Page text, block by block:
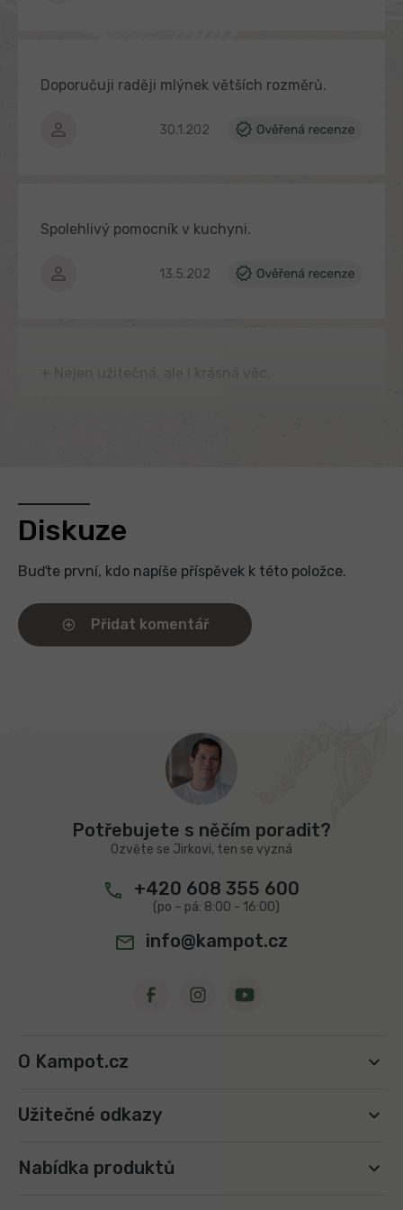
Hodnocení produktu je 5 z 5 hvězdiček.
30.1.2026
Doporučuji raději mlýnek větších rozměrů.
Hodnocení produktu je 5 z 5 hvězdiček.
13.5.2025
Spolehlivý pomocník v kuchyni.
Diskuze
Buďte první, kdo napíše příspěvek k této položce.
Přidat komentář
Potřebujete s něčím poradit?
Ozvěte se Jirkovi, ten se vyzná
+420 608 355 600
info@kampot.cz
O Kampot.cz
Užitečné odkazy
Nabídka produktů